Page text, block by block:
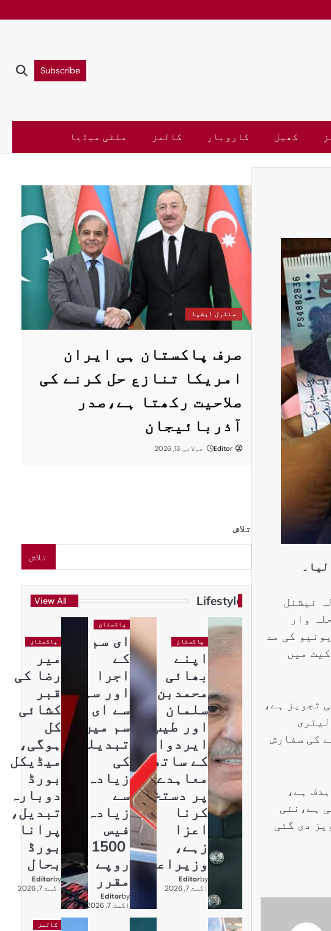
Subscribe
کھیل کاروبار کالمز ملٹی میڈیا
نیشنل
وار
ہے،اس سے ریونیو کی مد
میں
تک محدود کرنے کی تجویز ہے،
کرنے کی سفارش
تک کم کرنے کا ہدف ہے،
ہے،نئی
دی گئی
پر
سنٹرل ایشیا
صرف پاکستان ہی ایران
امریکا تنازع حل کرنے کی
صلاحیت رکھتا ہے،صدر
آذربائیجان
Editor جولائی 13, 2026
تلاش
تلاش
Lifestyle
View All
پاکستان
اپنے
بھائی
محمدبن
سلمان
اور طیب
ایردوان
کے ساتھ
معاہدے
پر دستخط
کرنا
اعزا
زہے،
وزیراعظم
by
Editor
اگست 7, 2026
پاکستان
ای سم
کے
اجرا
اور سم
سے ای
سم میں
تبدیلی
کی
زیادہ
سے
زیادہ
فیس
1500
روپے
مقرر
by
Editor
اگست 7, 2026
پاکستان
میر
رضا کی
قبر
کشائی
کل
ہوگی،
میڈیکل
بورڈ
دوبارہ
تبدیل،
پرانا
بورڈ
بحال
by
Editor
اگست 7, 2026
کالمز